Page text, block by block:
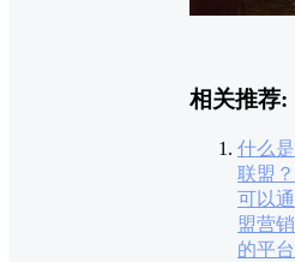
相关推荐:
什么
联盟
可以
盟营
的平台